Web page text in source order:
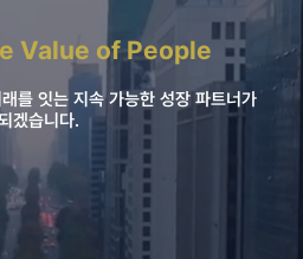
Value of People
를 잇는 지속 가능한 성장 파트너가
겠습니다.